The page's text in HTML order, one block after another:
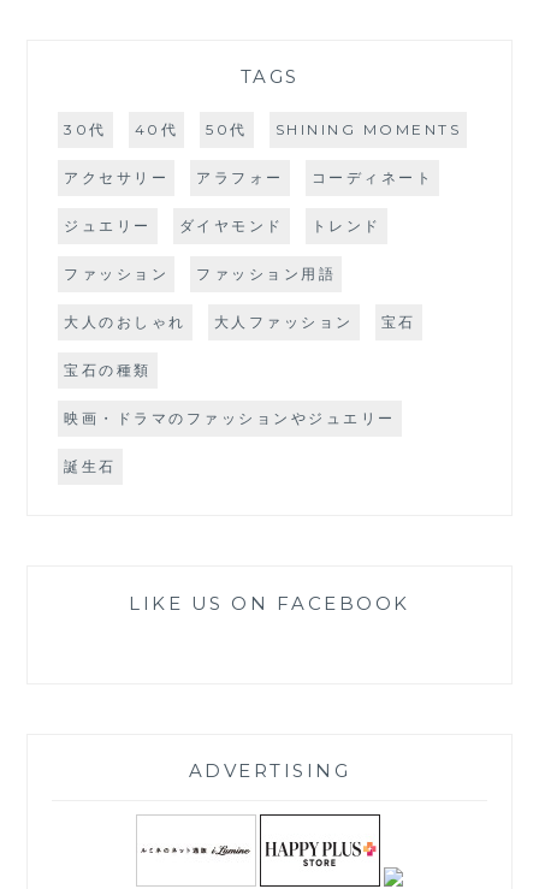
TAGS
30代 40代 50代 SHINING MOMENTS
アクセサリー アラフォー コーディネート
ジュエリー ダイヤモンド トレンド
ファッション ファッション用語
大人のおしゃれ 大人ファッション 宝石
宝石の種類
映画・ドラマのファッションやジュエリー
誕生石
LIKE US ON FACEBOOK
ADVERTISING